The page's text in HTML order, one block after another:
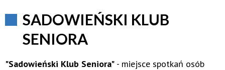
SADOWIEŃSKI KLUB
SENIORA
"Sadowieński Klub Seniora" - miejsce spotkań osób